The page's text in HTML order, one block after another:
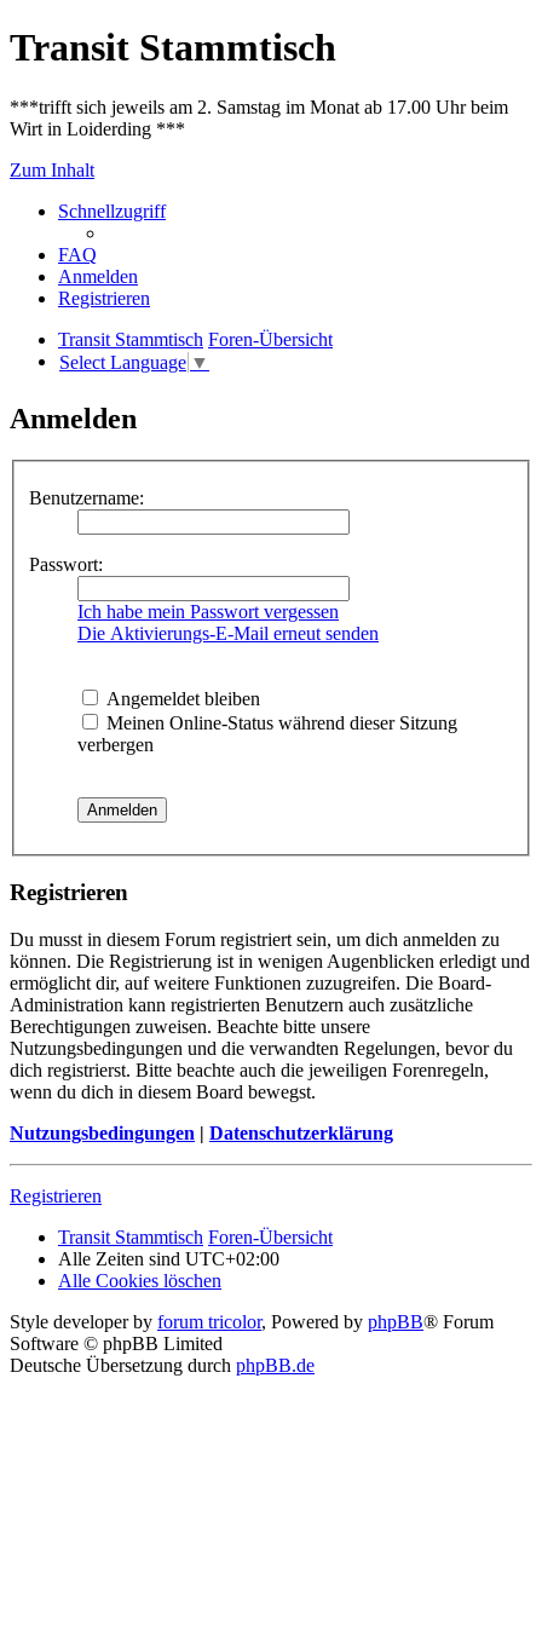
Transit Stammtisch
***trifft sich jeweils am 2. Samstag im Monat ab 17.00 Uhr beim
Wirt in Loiderding ***
Zum Inhalt
Schnellzugriff
FAQ
Anmelden
Registrieren
Transit Stammtisch Foren-Übersicht
Select Language ▼
Anmelden
Benutzername:
Passwort:
Ich habe mein Passwort vergessen
Die Aktivierungs-E-Mail erneut senden
Angemeldet bleiben
Meinen Online-Status während dieser Sitzung
verbergen
Registrieren
Du musst in diesem Forum registriert sein, um dich anmelden zu
können. Die Registrierung ist in wenigen Augenblicken erledigt und
ermöglicht dir, auf weitere Funktionen zuzugreifen. Die Board-
Administration kann registrierten Benutzern auch zusätzliche
Berechtigungen zuweisen. Beachte bitte unsere
Nutzungsbedingungen und die verwandten Regelungen, bevor du
dich registrierst. Bitte beachte auch die jeweiligen Forenregeln,
wenn du dich in diesem Board bewegst.
Nutzungsbedingungen | Datenschutzerklärung
Registrieren
Transit Stammtisch Foren-Übersicht
Alle Zeiten sind UTC+02:00
Alle Cookies löschen
Style developer by forum tricolor, Powered by phpBB® Forum
Software © phpBB Limited
Deutsche Übersetzung durch phpBB.de